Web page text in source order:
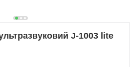
J-1003 lite